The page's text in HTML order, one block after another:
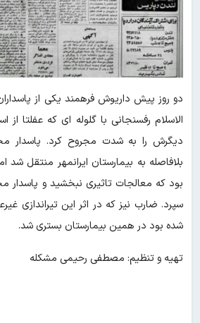
دو روز پیش داریوش فرهمند یکی از
الاسلام رفسنجانی با گلوله ای که عفلتا
دیگرش را به شدت مجروح کرد. پاسدار
بلافاصله به بیمارستان ایرانمهر منتقل
بود که معالجات تاثیری نبخشید و پاسدار
سپرد. ضارب نیز که در اثر این تیراندازی
شده بود در همین بیمارستان بستری شد.
تهیه و تنظیم: مصطفی رحیمی مشکله